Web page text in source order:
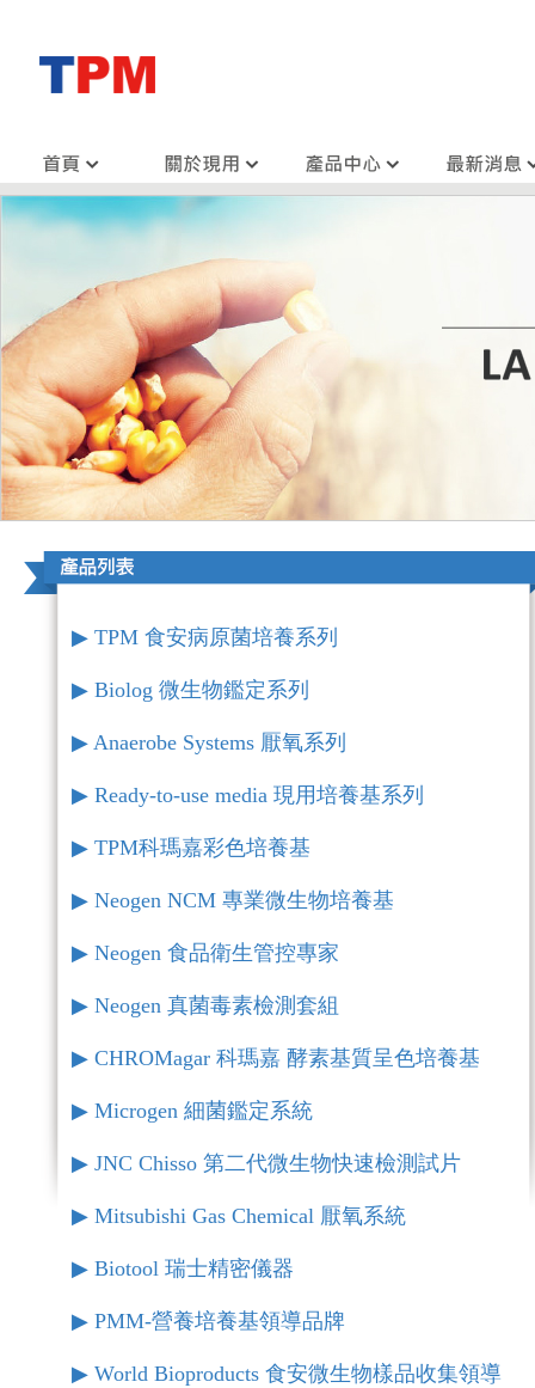
▶︎ TPM 食安病原菌培養系列
▶︎ Biolog 微生物鑑定系列
▶︎ Anaerobe Systems 厭氧系列
▶︎ Ready-to-use media 現用培養基系列
▶︎ TPM科瑪嘉彩色培養基
▶︎ Neogen NCM 專業微生物培養基
▶︎ Neogen 食品衛生管控專家
▶︎ Neogen 真菌毒素檢測套組
▶︎ CHROMagar 科瑪嘉 酵素基質呈色培養基
▶︎ Microgen 細菌鑑定系統
▶︎ JNC Chisso 第二代微生物快速檢測試片
▶︎ Mitsubishi Gas Chemical 厭氧系統
▶︎ Biotool 瑞士精密儀器
▶︎ PMM-營養培養基領導品牌
▶︎ World Bioproducts 食安微生物樣品收集領導